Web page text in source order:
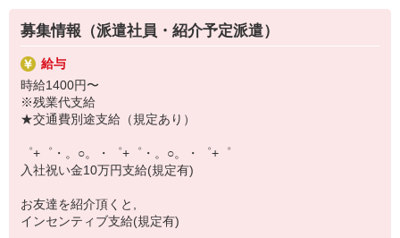
事務、経理、データ入力、コールセンター、受付
▼工場・製造・軽作業系
機械/食品製造・梱包・仕分け・加工・組立・検査
▼美容系
眉毛サロンのアイブロウ・ネイリスト・エステ
▼営業・販売
法人営業・アパレル販売・個別指導塾・人材紹介
▼人気案件も多数♪
短期・期間限定・オープニング・官公庁案件
上場/優良/大手企業など
【スマホ面接実施中】
￣￣￣￣￣￣￣￣￣
自宅に居ながらスマホでカンタン面接OK！
満足度◎
■携帯やインターネット販売業務
docomo(ドコモ)/au(エーユー)・KDDI/softbank(ソフトバンク)など
の大手キャリアから
ワイモバイル(Y!mobille)、楽天モバイル、UQなど格安スマホまで幅
広く紹介可能♪
募集情報（派遣社員・紹介予定派遣）
給与
時給1400円〜
※残業代支給
★交通費別途支給（規定あり）
゜+゜・。○。・゜+゜・。○。・゜+゜
入社祝い金10万円支給(規定有)
お友達を紹介頂くと,
インセンティブ支給(規定有)